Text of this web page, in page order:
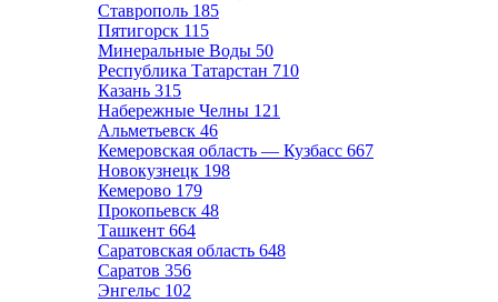
Ставрополь 185
Пятигорск 115
Минеральные Воды 50
Республика Татарстан 710
Казань 315
Набережные Челны 121
Альметьевск 46
Кемеровская область — Кузбасс 667
Новокузнецк 198
Кемерово 179
Прокопьевск 48
Ташкент 664
Саратовская область 648
Саратов 356
Энгельс 102